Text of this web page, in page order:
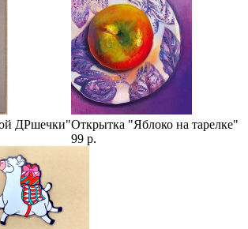
ДРшечки"Открытка "Яблоко на тарелке"
99 р.